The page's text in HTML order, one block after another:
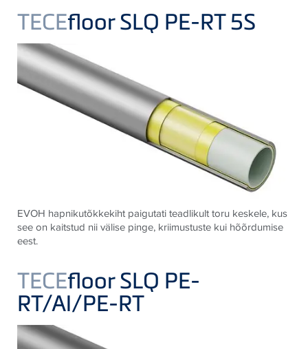
TECEfloor SLQ PE-RT 5S
EVOH hapnikutõkkekiht paigutati teadlikult toru keskele, kus
see on kaitstud nii välise pinge, kriimustuste kui hõõrdumise
eest.
TECEfloor SLQ PE-
RT/Al/PE-RT